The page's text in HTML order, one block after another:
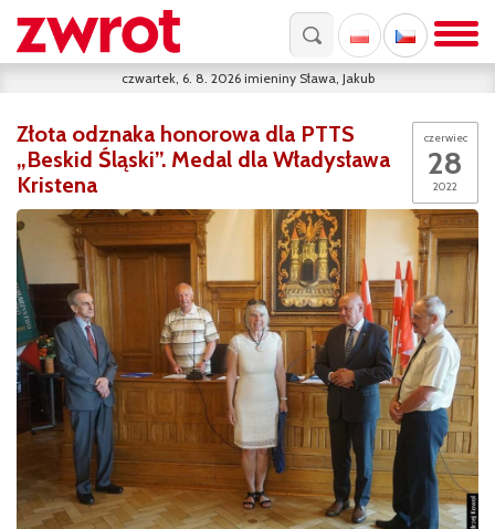
czwartek, 6. 8. 2026 imieniny Sława, Jakub
czerwiec
28
2022
Złota odznaka honorowa dla PTTS
„Beskid Śląski”. Medal dla Władysława
Kristena